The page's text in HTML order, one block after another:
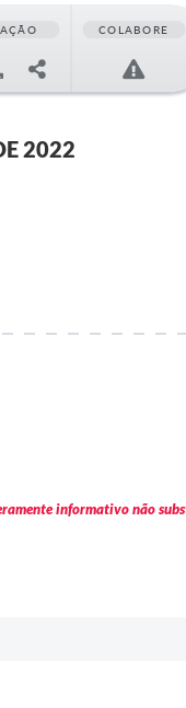
COLABORE
2022
informativo não